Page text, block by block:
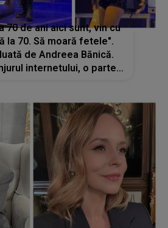
70 de ani aici sunt, vin cu
la 70. Să moară fetele".
de Andreea Bănică.
internetului, o parte